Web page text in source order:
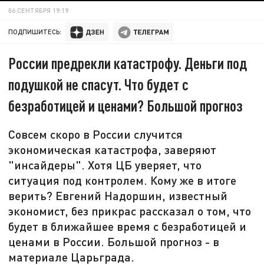
06 СЕНТЯБРЯ 19:19
ПОДПИШИТЕСЬ:
России предрекли катастрофу. Деньги под
подушкой не спасут. Что будет с
безработицей и ценами? Большой прогноз
Совсем скоро в России случится
экономическая катастрофа, заверяют
"инсайдеры". Хотя ЦБ уверяет, что
ситуация под контролем. Кому же в итоге
верить? Евгений Надоршин, известный
экономист, без прикрас рассказал о том, что
будет в ближайшее время с безработицей и
ценами в России. Большой прогноз - в
материале Царьграда.